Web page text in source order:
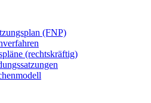
(FNP)
(rechtskräftig)